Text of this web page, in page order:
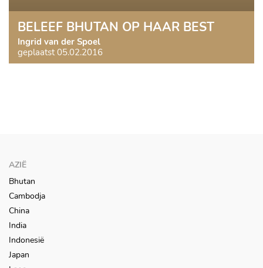
BELEEF BHUTAN OP HAAR BEST
Ingrid van der Spoel
geplaatst 05.02.2016
AZIË
Bhutan
Cambodja
China
India
Indonesië
Japan